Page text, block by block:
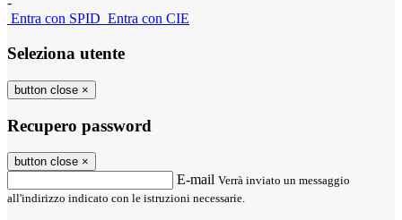
Entra con SPID Entra con CIE
Seleziona utente
button close ×
Recupero password
button close ×
E-mail Verrà inviato un messaggio
all'indirizzo indicato con le istruzioni necessarie.